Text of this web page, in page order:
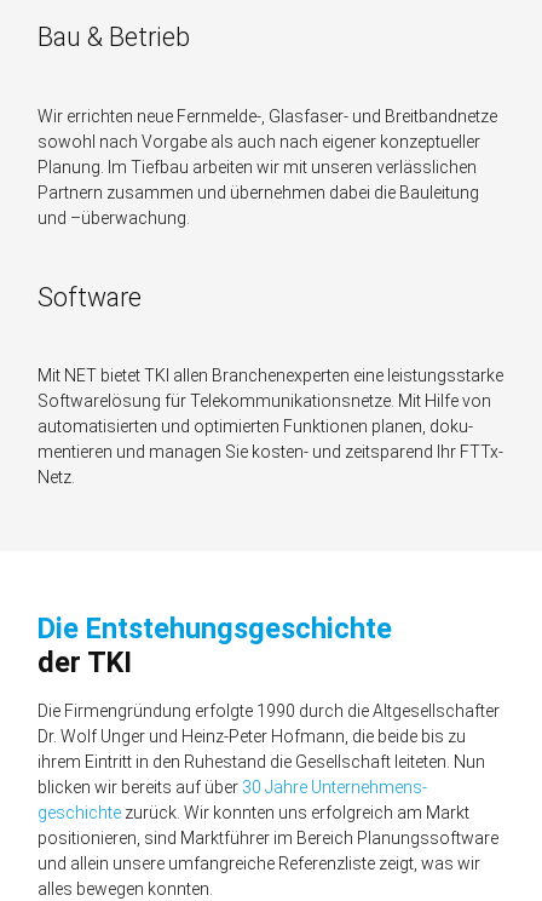
Bau & Betrieb
Wir errichten neue Fernmelde-, Glasfaser- und Breit­band­netze
sowohl nach Vorgabe als auch nach eigener konzeptueller
Planung. Im Tiefbau arbeiten wir mit unseren verlässlichen
Partnern zusammen und über­nehmen dabei die Bau­leitung
und –überwachung.
Software
Mit NET bietet TKI allen Branchen­experten eine leistungs­starke
Soft­ware­lösung für Telekommunika­tions­netze. Mit Hilfe von
auto­matisierten und opti­mierten Funk­tionen planen, doku­
mentieren und managen Sie kosten- und zeit­sparend Ihr FTTx-
Netz.
Die Entstehungs­geschichte
der TKI
Die Firmengründung erfolgte 1990 durch die Altgesellschafter
Dr. Wolf Unger und Heinz-Peter Hofmann, die beide bis zu
ihrem Eintritt in den Ruhestand die Gesellschaft leiteten. Nun
blicken wir bereits auf über 30 Jahre Unternehmens­
geschichte zurück. Wir konnten uns erfolgreich am Markt
positionieren, sind Markt­führer im Bereich Planungssoftware
und allein unsere umfang­reiche Referenz­liste zeigt, was wir
alles bewegen konnten.